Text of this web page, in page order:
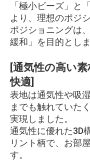
「極小ビーズ」と
より、理想のポジ
ポジショニングは
緩和」を目的としま
[通気性の高い
快適]
表地は通気性や吸
までも触れていた
実現しました。
通気性に優れた3D
リント柄で、お部
す。